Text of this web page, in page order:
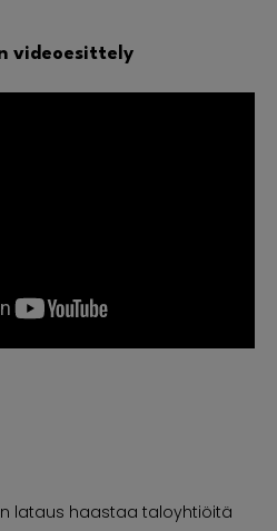
videoesittely
lataus haastaa taloyhtiöitä